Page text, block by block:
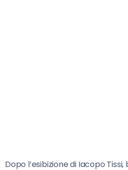
Dopo l’esibizione di Iacopo